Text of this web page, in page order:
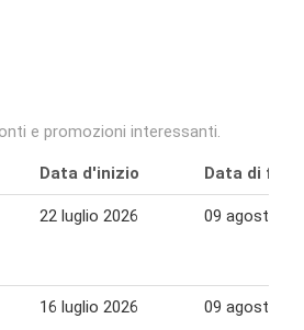
e promozioni interessanti.
Data d'inizio Data di fine
22 luglio 2026 09 agosto
16 luglio 2026 09 agosto